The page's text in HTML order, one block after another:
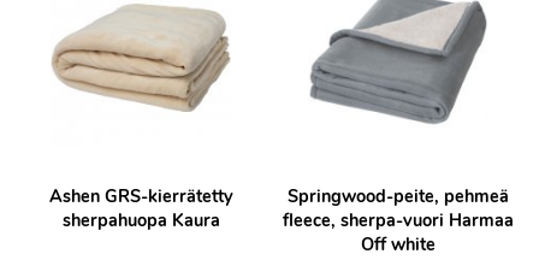
Ashen GRS-kierrätetty
sherpahuopa Kaura
Springwood-peite, pehmeä
fleece, sherpa-vuori Harmaa
Off white